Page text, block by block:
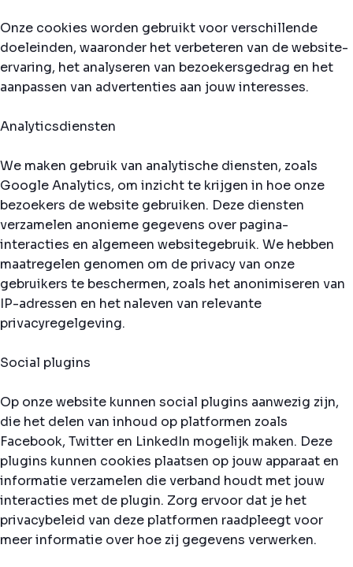
Onze cookies worden gebruikt voor verschillende
doeleinden, waaronder het verbeteren van de website-
ervaring, het analyseren van bezoekersgedrag en het
aanpassen van advertenties aan jouw interesses.
Analyticsdiensten
We maken gebruik van analytische diensten, zoals
Google Analytics, om inzicht te krijgen in hoe onze
bezoekers de website gebruiken. Deze diensten
verzamelen anonieme gegevens over pagina-
interacties en algemeen websitegebruik. We hebben
maatregelen genomen om de privacy van onze
gebruikers te beschermen, zoals het anonimiseren van
IP-adressen en het naleven van relevante
privacyregelgeving.
Social plugins
Op onze website kunnen social plugins aanwezig zijn,
die het delen van inhoud op platformen zoals
Facebook, Twitter en LinkedIn mogelijk maken. Deze
plugins kunnen cookies plaatsen op jouw apparaat en
informatie verzamelen die verband houdt met jouw
interacties met de plugin. Zorg ervoor dat je het
privacybeleid van deze platformen raadpleegt voor
meer informatie over hoe zij gegevens verwerken.